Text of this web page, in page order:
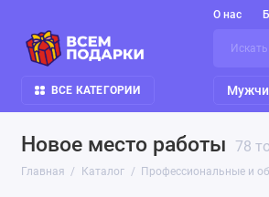
О нас
ВСЕ КАТЕГОРИИ
Новое место работы 78
Главная Каталог Профессиональные и